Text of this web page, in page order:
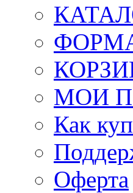
МОИ
Как
Оферта